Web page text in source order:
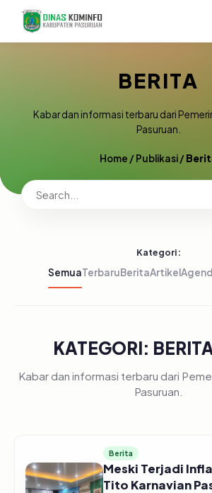
BERITA
Kabar dan informasi terbaru dari
Pasuruan.
Home /Publikasi/
Kategori:
SemuaTerbaruBeritaArtikel
KATEGORI:
Kabar dan informasi terbaru dari
Pasuruan.
Berita
Meski Terjadi
Tito Karnavian